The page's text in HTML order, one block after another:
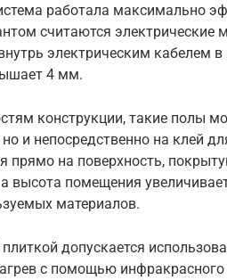
работала максимально
считаются электрические
электрическим кабелем
4 мм.
конструкции, такие полы
и непосредственно на клей
прямо на поверхность,
высота помещения
материалов.
допускается
с помощью